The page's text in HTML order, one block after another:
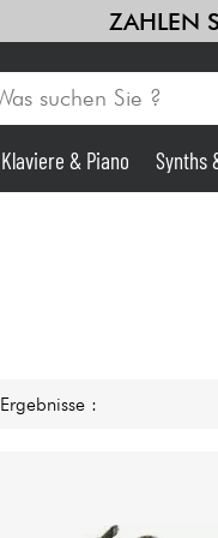
ZAHLEN
Klaviere & Piano Synths
Ergebnisse :